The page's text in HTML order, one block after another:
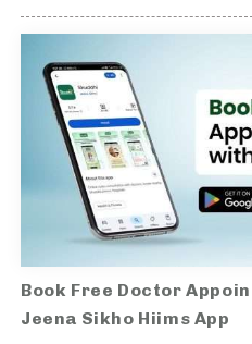
Book Free Doctor
Jeena Sikho Hiims App